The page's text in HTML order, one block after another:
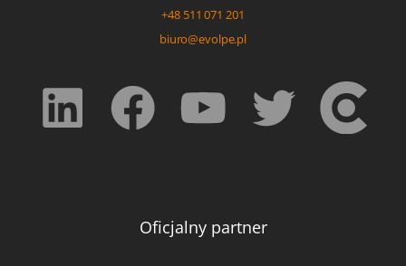
+48 511 071 201
biuro@evolpe.pl
Oficjalny partner